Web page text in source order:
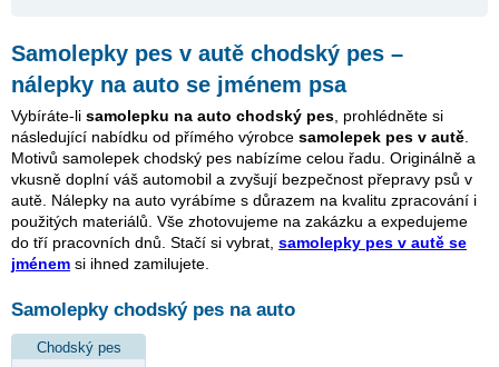
Samolepky pes v autě chodský pes –
nálepky na auto se jménem psa
Vybíráte-li samolepku na auto chodský pes , prohlédněte si
následující nabídku od přímého výrobce samolepek pes v autě
Motivů samolepek chodský pes nabízíme celou řadu. Originálně a
vkusně doplní váš automobil a zvyšují bezpečnost přepravy psů v
autě. Nálepky na auto vyrábíme s důrazem na kvalitu zpracování i
použitých materiálů. Vše zhotovujeme na zakázku a expedujeme
do tří pracovních dnů. Stačí si vybrat, samolepky pes v autě se
jménem si ihned zamilujete.
Samolepky chodský pes na auto
Chodský pes